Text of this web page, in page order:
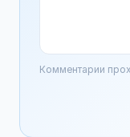
Комментарии